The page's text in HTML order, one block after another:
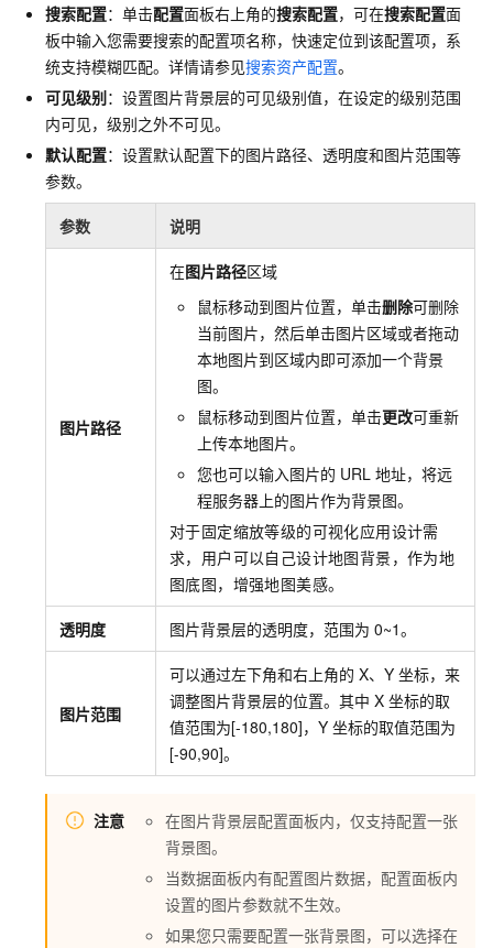
搜索配置：单击配置面板右上角的搜索配置，可在搜索配置面
板中输入您需要搜索的配置项名称，快速定位到该配置项，系
统支持模糊匹配。详情请参见搜索资产配置。
可见级别：设置图片背景层的可见级别值，在设定的级别范围
内可见，级别之外不可见。
默认配置：设置默认配置下的图片路径、透明度和图片范围等
参数。
参数 说明
图片路径
在图片路径区域
鼠标移动到图片位置，单击删除可删除
当前图片，然后单击图片区域或者拖动
本地图片到区域内即可添加一个背景
图。
鼠标移动到图片位置，单击更改可重新
上传本地图片。
您也可以输入图片的 URL 地址，将远
程服务器上的图片作为背景图。
对于固定缩放等级的可视化应用设计需
求，用户可以自己设计地图背景，作为地
图底图，增强地图美感。
透明度 图片背景层的透明度，范围为 0~1。
图片范围
可以通过左下角和右上角的 X、Y 坐标，来
调整图片背景层的位置。其中 X 坐标的取
值范围为[-180,180]，Y 坐标的取值范围为
[-90,90]。
注意
在图片背景层配置面板内，仅支持配置一张
背景图。
当数据面板内有配置图片数据，配置面板内
设置的图片参数就不生效。
如果您只需要配置一张背景图，可以选择在